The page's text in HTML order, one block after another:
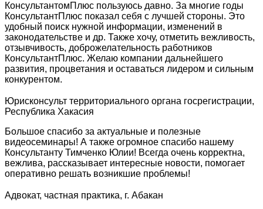
КонсультантомПлюс пользуюсь давно. За многие годы
КонсультантПлюс показал себя с лучшей стороны. Это
удобный поиск нужной информации, изменений в
законодательстве и др. Также хочу, отметить вежливость,
отзывчивость, доброжелательность работников
КонсультантПлюс. Желаю компании дальнейшего
развития, процветания и оставаться лидером и сильным
конкурентом.
Юрисконсульт территориального органа госрегистрации,
Республика Хакасия
Большое спасибо за актуальные и полезные
видеосеминары! А также огромное спасибо нашему
Консультанту Тимченко Юлии! Всегда очень корректна,
вежлива, рассказывает интересные новости, помогает
оперативно решать возникшие проблемы!
Адвокат, частная практика, г. Абакан